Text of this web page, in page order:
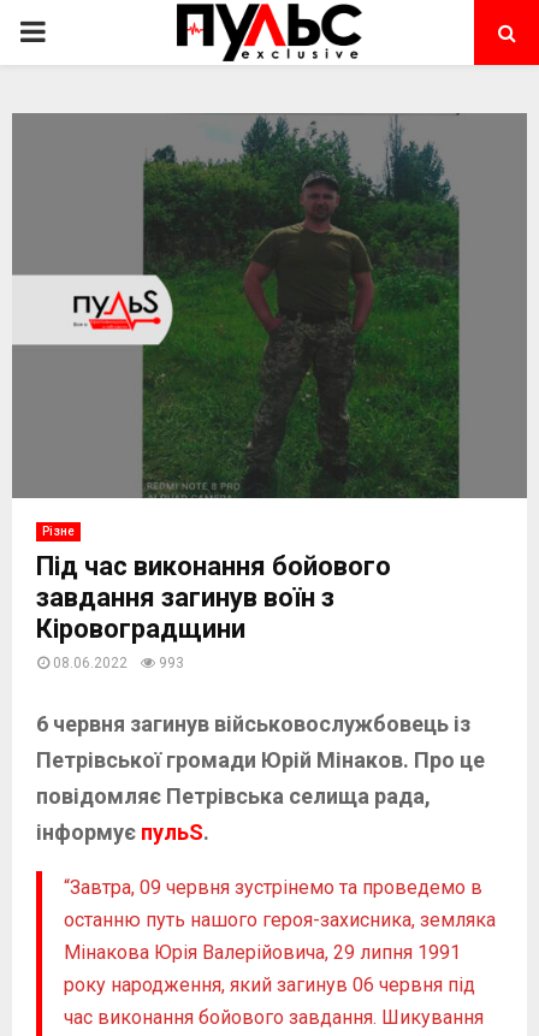
PRIMARY
Різне
Під час виконання бойового
завдання загинув воїн з
Кіровоградщини
08.06.2022 993
6 червня загинув військовослужбовець із
Петрівської громади Юрій Мінаков. Про це
повідомляє Петрівська селища рада,
інформує пульS.
“Завтра, 09 червня зустрінемо та проведемо в
останню путь нашого героя-захисника, земляка
Мінакова Юрія Валерійовича, 29 липня 1991
року народження, який загинув 06 червня під
час виконання бойового завдання. Шикування